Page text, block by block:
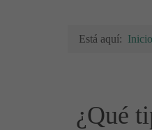
Está aquí: Inicio
¿Qué